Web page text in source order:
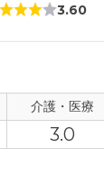
3.60
介護・医療
3.0